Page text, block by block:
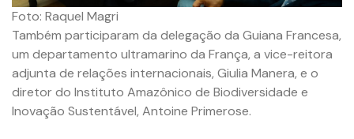
Foto: Raquel Magri
Também participaram da delegação da Guiana Francesa,
um departamento ultramarino da França, a vice-reitora
adjunta de relações internacionais, Giulia Manera, e o
diretor do Instituto Amazônico de Biodiversidade e
Inovação Sustentável, Antoine Primerose.